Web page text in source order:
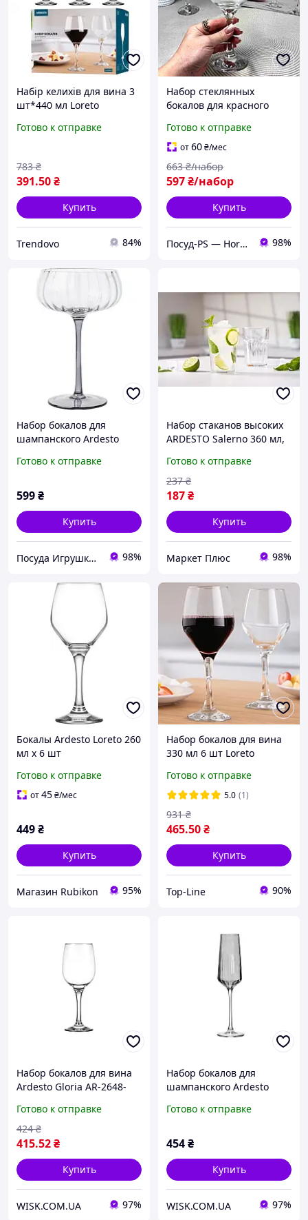
Набір келихів для вина 3
шт*440 мл Loreto
Готово к отправке
391.50₴
783 ₴
Купить
Trendovo 84%
Набор стеклянных
бокалов для красного
шт, 480 мл, для
посудомойки
Готово к отправке
от60₴/мес
597₴/набор
663 ₴/набор
Купить
Посуд-PS — Horeca Посуда Подарки 98%
Набор бокалов для
шампанского Ardesto
2шт, стекло, прозрачно-
Готово к отправке
599₴
Купить
Посуда Игрушки Канцелярия Творчество Для Всей Семьи 98%
Набор стаканов высоких
ARDESTO Salerno 360 мл,
Готово к отправке
187₴
237 ₴
Купить
Маркет Плюс 98%
Бокалы Ardesto Loreto 260
мл х 6 шт
Готово к отправке
от45₴/мес
449₴
Купить
Магазин Rubikon 95%
Набор бокалов для вина
330 мл 6 шт Loreto
Готово к отправке
5.0 (1)
465.50₴
931 ₴
Купить
Top-Line 90%
Набор бокалов для вина
Ardesto Gloria AR-2648-
качество
Готово к отправке
415.52₴
424 ₴
Купить
WISK.COM.UA 97%
Набор бокалов для
шампанского Ardesto
270 мл 2 шт серый
Готово к отправке
454₴
Купить
WISK.COM.UA 97%